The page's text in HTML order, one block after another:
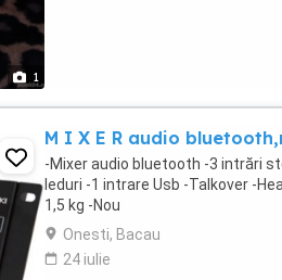
1
M I X E R audio
-Mixer audio bluetooth -3 intrări
leduri -1 intrare Usb -Talkover -
1,5 kg -Nou
Onesti, Bacau
24 iulie